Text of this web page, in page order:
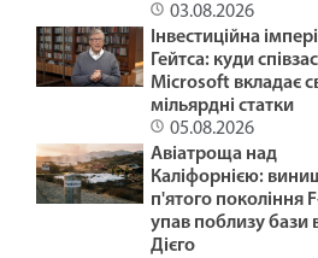
29.01.2025
ПРИКРІ ЛЮДИ /1487/ Майтеся файно
Що воно могло бути? Лк18:35-43.
03.08.2026
Інвестиційна
Гейтса: куди
Microsoft вкладає
мільярдні статки
05.08.2026
Авіатроща над
Каліфорнією:
п'ятого покоління
упав поблизу бази
Дієго